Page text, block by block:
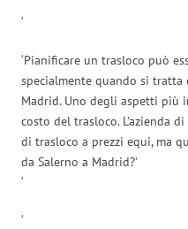
‘
‘Pianificare un trasloco può
specialmente quando si
Madrid. Uno degli aspetti più
costo del trasloco. L’azienda
di trasloco a prezzi equi, ma
da Salerno a Madrid?’
‘
‘